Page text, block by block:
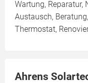
Wartung, Reparatur,
Austausch,
Thermostat,
Ahrens